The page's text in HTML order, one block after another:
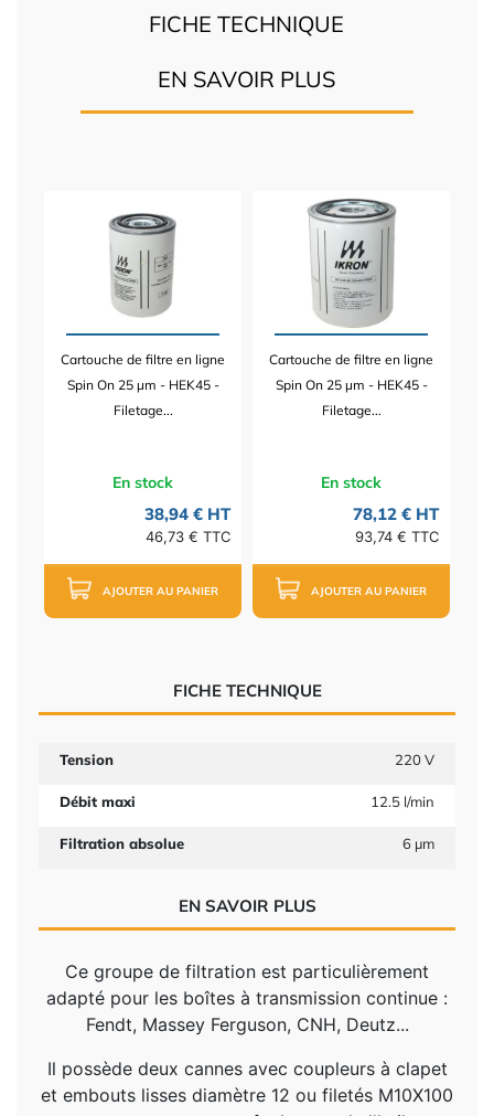
FICHE TECHNIQUE
EN SAVOIR PLUS
Cartouche de filtre en ligne
Spin On 25 µm - HEK45 -
Filetage...
En stock
38,94 € HT
46,73 € TTC
AJOUTER AU PANIER
Cartouche de filtre en ligne
Spin On 25 µm - HEK45 -
Filetage...
En stock
78,12 € HT
93,74 € TTC
AJOUTER AU PANIER
FICHE TECHNIQUE
Tension 220 V
Débit maxi 12.5 l/min
Filtration absolue 6 µm
EN SAVOIR PLUS
Ce groupe de filtration est particulièrement
adapté pour les boîtes à transmission continue :
Fendt, Massey Ferguson, CNH, Deutz...
Il possède deux cannes avec coupleurs à clapet
et embouts lisses diamètre 12 ou filetés M10X100